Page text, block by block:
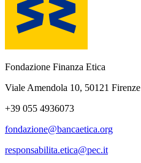
Fondazione Finanza Etica
Viale Amendola 10, 50121 Firenze
+39 055 4936073
fondazione@bancaetica.org
responsabilita.etica@pec.it